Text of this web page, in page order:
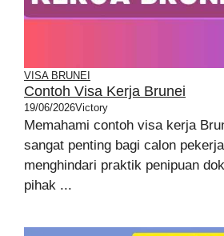
VISA BRUNEI
Contoh Visa Kerja Brunei
19/06/2026Victory
Memahami contoh visa kerja
sangat penting bagi calon
menghindari praktik penipuan
pihak ...